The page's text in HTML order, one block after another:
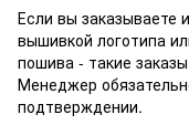
Если вы заказываете
вышивкой логотипа
пошива - такие
Менеджер
подтверждении.